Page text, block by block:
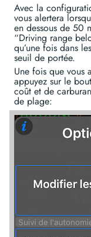
Avec la
vous alertera
en dessous de 50
“Driving range
qu’une fois dans
seuil de portée.
Une fois que vous
appuyez sur le
coût et de
de plage: